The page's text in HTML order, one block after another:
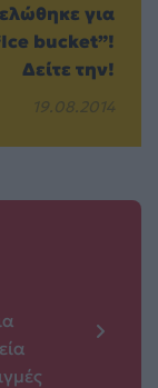
για
bucket”!
Δείτε την!
19.08.2014